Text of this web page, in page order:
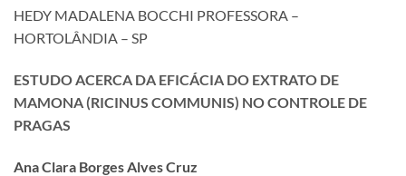
HEDY MADALENA BOCCHI PROFESSORA –
HORTOLÂNDIA – SP
ESTUDO ACERCA DA EFICÁCIA DO EXTRATO DE
MAMONA (RICINUS COMMUNIS) NO CONTROLE DE
PRAGAS
Ana Clara Borges Alves Cruz